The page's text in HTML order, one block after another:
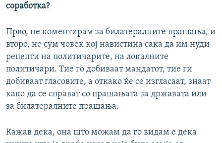
соработка?
Прво, не коментирам за билатералните прашања, и
второ, не сум човек кој навистина сака да им нуди
рецепти на политичарите, на локалните
политичари. Тие го добиваат мандатот, тие ги
добиваат гласовите, а откако ќе се изгласаат, знаат
како да се справат со прашањата за државата или
за билатералните прашања.
Кажав дека, она што можам да го видам е дека